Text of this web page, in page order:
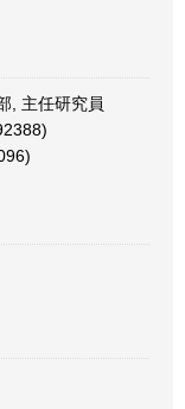
, 主任研究員